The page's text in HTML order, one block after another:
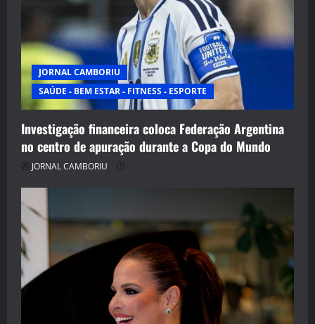
JORNAL CAMBORIU
SAÚDE - BEM ESTAR - FITNESS - ESPORTE
Investigação financeira coloca Federação Argentina
no centro de apuração durante a Copa do Mundo
JORNAL CAMBORIU